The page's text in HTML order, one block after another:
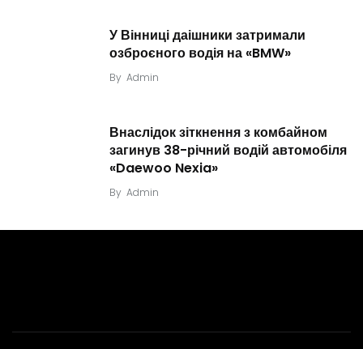
У Вінниці даішники затримали
озброєного водія на «BMW»
By Admin
Внаслідок зіткнення з комбайном
загинув 38-річний водій автомобіля
«Daewoo Nexia»
By Admin